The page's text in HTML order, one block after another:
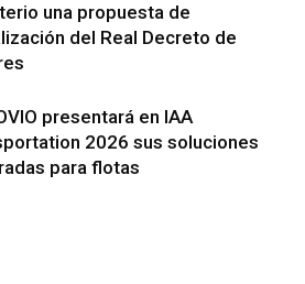
una propuesta de
del Real Decreto de
presentará en IAA
2026 sus soluciones
para flotas